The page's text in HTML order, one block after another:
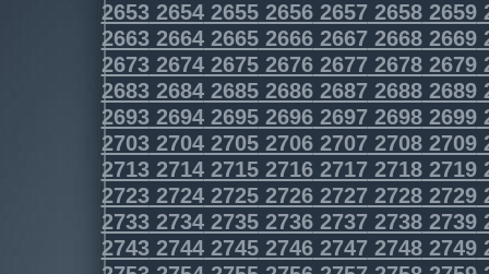
2653265426552656265726582659
2663266426652666266726682669
2673267426752676267726782679
2683268426852686268726882689
2693269426952696269726982699
2703270427052706270727082709
2713271427152716271727182719
2723272427252726272727282729
2733273427352736273727382739
2743274427452746274727482749